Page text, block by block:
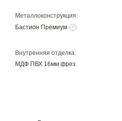
Металлоконструкция:
Бастион Премиум
Внутренняя отделка:
МДФ ПВХ 16мм фрез.